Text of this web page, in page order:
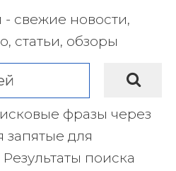
свежие новости,
статьи, обзоры
фразы через
запятые для
поиска